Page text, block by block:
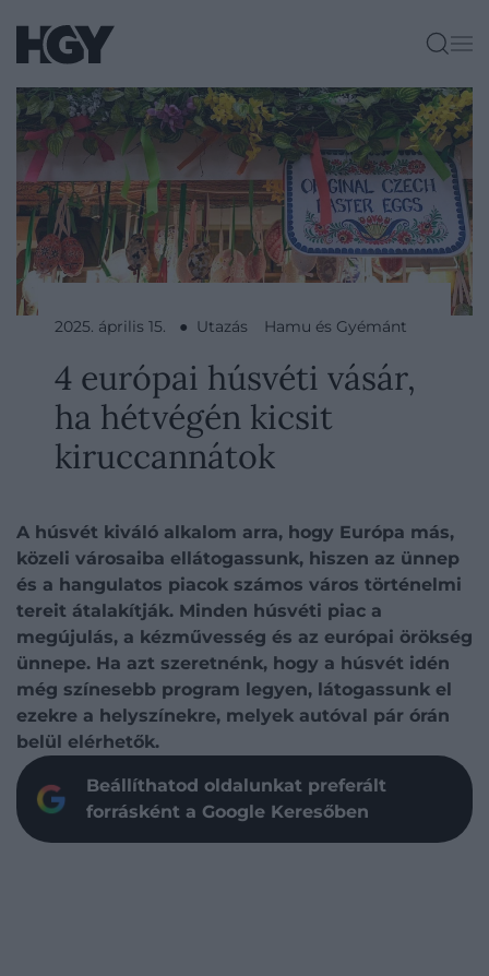
2025. április 15. ● Utazás Hamu és Gyémánt
4 európai húsvéti vásár,
ha hétvégén kicsit
kiruccannátok
A húsvét kiváló alkalom arra, hogy Európa más,
közeli városaiba ellátogassunk, hiszen az ünnep
és a hangulatos piacok számos város történelmi
tereit átalakítják. Minden húsvéti piac a
megújulás, a kézművesség és az európai örökség
ünnepe. Ha azt szeretnénk, hogy a húsvét idén
még színesebb program legyen, látogassunk el
ezekre a helyszínekre, melyek autóval pár órán
belül elérhetők.
Beállíthatod oldalunkat preferált
forrásként a Google Keresőben